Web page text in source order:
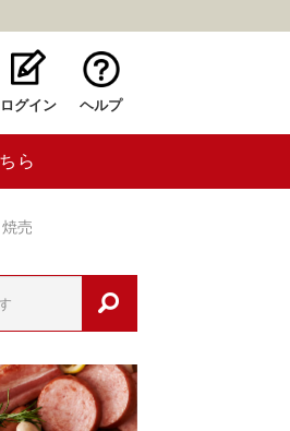
ログイン ヘルプ
ら
売